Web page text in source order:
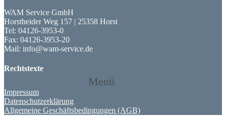
WAM Service GmbH
Horstheider Weg 157 | 25358 Horst
Tel: 04126-3953-0
Fax: 04126-3953-20
Mail: info@wam-service.de
Rechtstexte
Menü
Impressum
Datenschutzerklärung
Allgemeine Geschäftsbedingungen (AGB)